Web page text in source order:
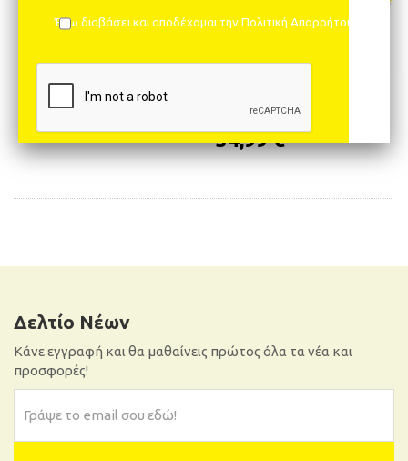
νερού
34,99 €
Δελτίο Νέων
Κάνε εγγραφή και θα μαθαίνεις πρώτος όλα τα νέα και
προσφορές!
Έχω διαβάσει και αποδέχομαι την Πολιτική Απορρήτου